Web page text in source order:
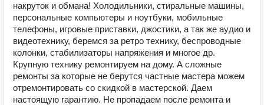
накруток и обмана! Холодильники, стиральные машины,
персональные компьютеры и ноутбуки, мобильные
телефоны, игровые приставки, джостики, а так же аудио и
видеотехнику, беремся за ретро технику, беспроводные
колонки, стабилизаторы напряжения и многое др.
Крупную технику ремонтируем на дому. А сложные
ремонты за которые не берутся частные мастера можем
отремонтировать со скидкой в мастерской. Даем
настоящую гарантию. Не пропадаем после ремонта и